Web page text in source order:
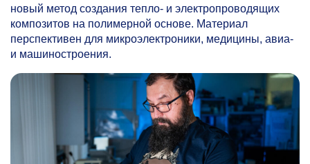
новый метод создания тепло- и электропроводящих
композитов на полимерной основе. Материал
перспективен для микроэлектроники, медицины, авиа-
и машиностроения.